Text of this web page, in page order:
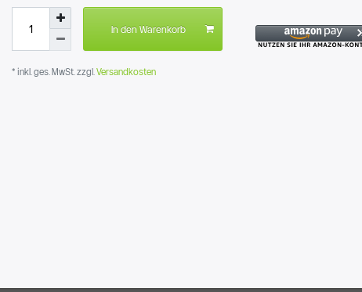
In den Warenkorb
* inkl. ges. MwSt. zzgl. Versandkosten